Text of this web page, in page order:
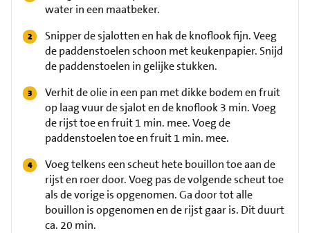
water in een maatbeker.
Snipper de sjalotten en hak de knoflook fijn. Veeg
de paddenstoelen schoon met keukenpapier. Snijd
de paddenstoelen in gelijke stukken.
Verhit de olie in een pan met dikke bodem en fruit
op laag vuur de sjalot en de knoflook 3 min. Voeg
de rijst toe en fruit 1 min. mee. Voeg de
paddenstoelen toe en fruit 1 min. mee.
Voeg telkens een scheut hete bouillon toe aan de
rijst en roer door. Voeg pas de volgende scheut toe
als de vorige is opgenomen. Ga door tot alle
bouillon is opgenomen en de rijst gaar is. Dit duurt
ca. 20 min.